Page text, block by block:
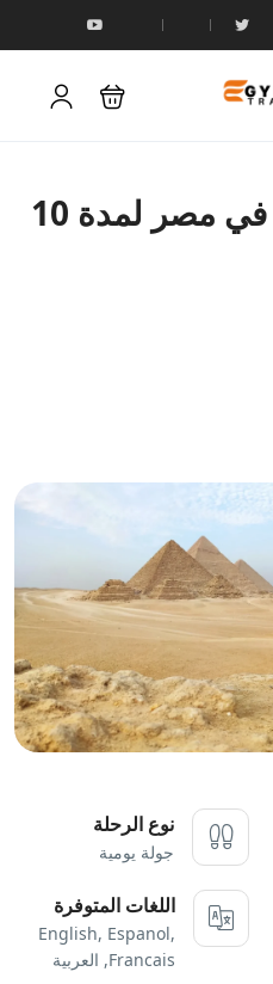
أفضل باقة سياحية في مصر لمدة 10
نوع الرحلة
جولة يومية
اللغات المتوفرة
English, Espanol,
Francais, العربية